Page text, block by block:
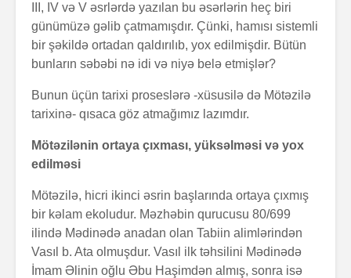
III, IV və V əsrlərdə yazılan bu əsərlərin heç biri
günümüzə gəlib çatmamışdır. Çünki, hamısı sistemli
bir şəkildə ortadan qaldırılıb, yox edilmişdir. Bütün
bunların səbəbi nə idi və niyə belə etmişlər?
Bunun üçün tarixi proseslərə -xüsusilə də Mötəzilə
tarixinə- qısaca göz atmağımız lazımdır.
Mötəzilənin ortaya çıxması, yüksəlməsi və yox
edilməsi
Mötəzilə, hicri ikinci əsrin başlarında ortaya çıxmış
bir kəlam ekoludur. Məzhəbin qurucusu 80/699
ilində Mədinədə anadan olan Tabiin alimlərindən
Vasıl b. Ata olmuşdur. Vasıl ilk təhsilini Mədinədə
İmam Əlinin oğlu Əbu Haşimdən almış, sonra isə